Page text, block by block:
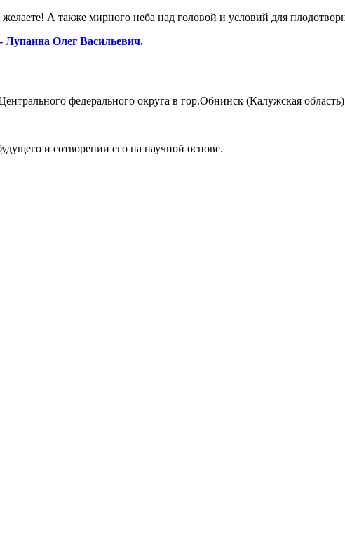
А также мирного неба над головой и условий для
Олег Васильевич.
федерального округа в гор.Обнинск (Калужская
и сотворении его на научной основе.